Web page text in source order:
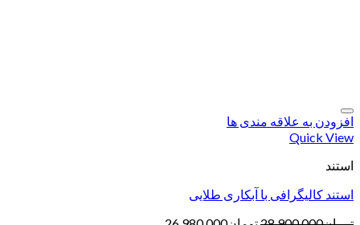
افزودن به علاقه مندی ها
Quick View
استند
استند کالیگرافی با آبکاری طلایی